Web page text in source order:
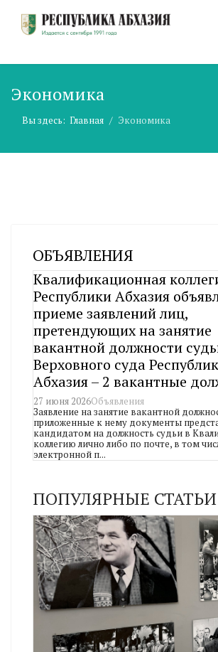
Экономика
Вы здесь: Главная Экономика
ОБЪЯВЛЕНИЯ
Квалификационная
Республики Абхазия
приеме заявлений лиц,
претендующих на занятие
вакантной должности
Верховного суда
Абхазия – 2 вакантные
27 июня 2026Объявления
Заявление на занятие вакантной
приложенные к нему документы
кандидатом на должность судьи в
коллегию лично либо по почте, в том
электронной п...
ПОПУЛЯРНЫЕ СТАТЬИ